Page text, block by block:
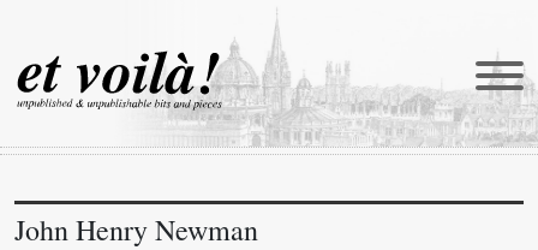
et voilà!
John Henry Newman